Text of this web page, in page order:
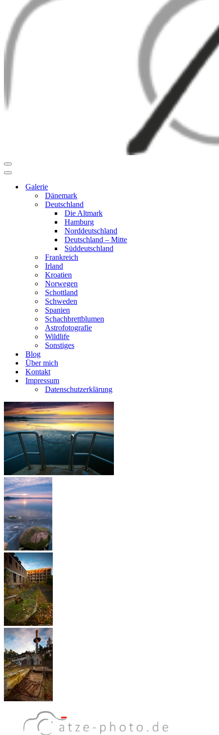
Navigationsmenü
Navigationsmenü
Galerie
Dänemark
Deutschland
Die Altmark
Hamburg
Norddeutschland
Deutschland – Mitte
Süddeutschland
Frankreich
Irland
Kroatien
Norwegen
Schottland
Schweden
Spanien
Schachbrettblumen
Astrofotografie
Wildlife
Sonstiges
Blog
Über mich
Kontakt
Impressum
Datenschutzerklärung